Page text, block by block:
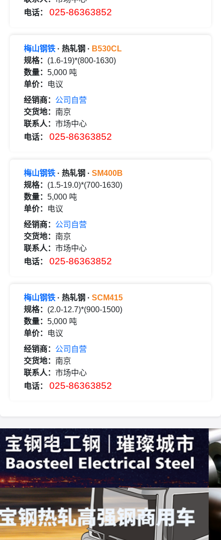
电话：
025-86363852
梅山钢铁 · 热轧钢 · B530CL
规格： (1.6-19)*(800-1630)
数量： 5,000 吨
单价：
电议
经销商： 公司自营
交货地： 南京
联系人： 市场中心
电话：
025-86363852
梅山钢铁 · 热轧钢 · SM400B
规格： (1.5-19.0)*(700-1630)
数量： 5,000 吨
单价：
电议
经销商： 公司自营
交货地： 南京
联系人： 市场中心
电话：
025-86363852
梅山钢铁 · 热轧钢 · SCM415
规格： (2.0-12.7)*(900-1500)
数量： 5,000 吨
单价：
电议
经销商： 公司自营
交货地： 南京
联系人： 市场中心
电话：
025-86363852